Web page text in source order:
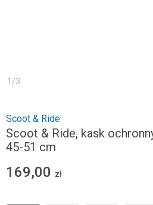
1 /3
Scoot & Ride
Scoot & Ride, kask
45-51 cm
169,00 zł